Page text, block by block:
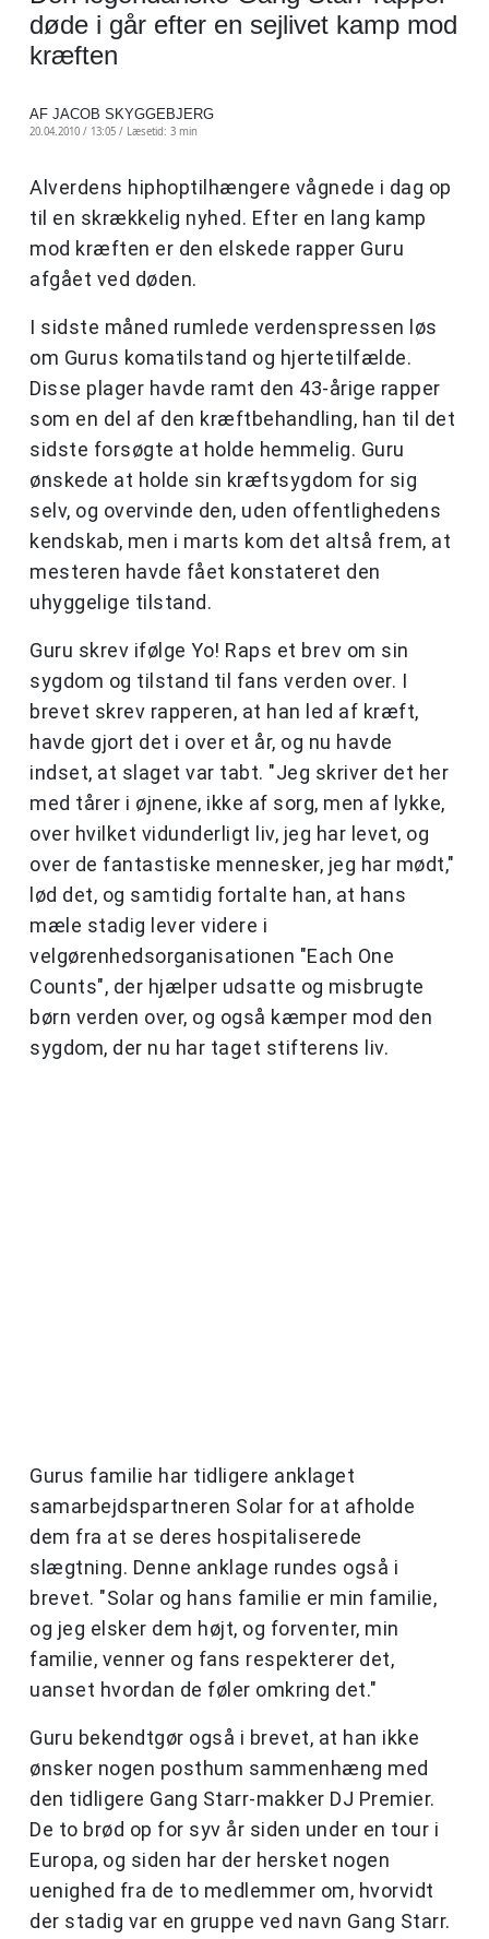
døde i går efter en sejlivet kamp mod
kræften
AF JACOB SKYGGEBJERG
20.04.2010 / 13:05 / Læsetid: 3 min
Alverdens hiphoptilhængere vågnede i dag op
til en skrækkelig nyhed. Efter en lang kamp
mod kræften er den elskede rapper Guru
afgået ved døden.
I sidste måned rumlede verdenspressen løs
om Gurus komatilstand og hjertetilfælde.
Disse plager havde ramt den 43-årige rapper
som en del af den kræftbehandling, han til det
sidste forsøgte at holde hemmelig. Guru
ønskede at holde sin kræftsygdom for sig
selv, og overvinde den, uden offentlighedens
kendskab, men i marts kom det altså frem, at
mesteren havde fået konstateret den
uhyggelige tilstand.
Guru skrev ifølge Yo! Raps et brev om sin
sygdom og tilstand til fans verden over. I
brevet skrev rapperen, at han led af kræft,
havde gjort det i over et år, og nu havde
indset, at slaget var tabt. "Jeg skriver det her
med tårer i øjnene, ikke af sorg, men af lykke,
over hvilket vidunderligt liv, jeg har levet, og
over de fantastiske mennesker, jeg har mødt,"
lød det, og samtidig fortalte han, at hans
mæle stadig lever videre i
velgørenhedsorganisationen "Each One
Counts", der hjælper udsatte og misbrugte
børn verden over, og også kæmper mod den
sygdom, der nu har taget stifterens liv.
Gurus familie har tidligere anklaget
samarbejdspartneren Solar for at afholde
dem fra at se deres hospitaliserede
slægtning. Denne anklage rundes også i
brevet. "Solar og hans familie er min familie,
og jeg elsker dem højt, og forventer, min
familie, venner og fans respekterer det,
uanset hvordan de føler omkring det."
Guru bekendtgør også i brevet, at han ikke
ønsker nogen posthum sammenhæng med
den tidligere Gang Starr-makker DJ Premier.
De to brød op for syv år siden under en tour i
Europa, og siden har der hersket nogen
uenighed fra de to medlemmer om, hvorvidt
der stadig var en gruppe ved navn Gang Starr.